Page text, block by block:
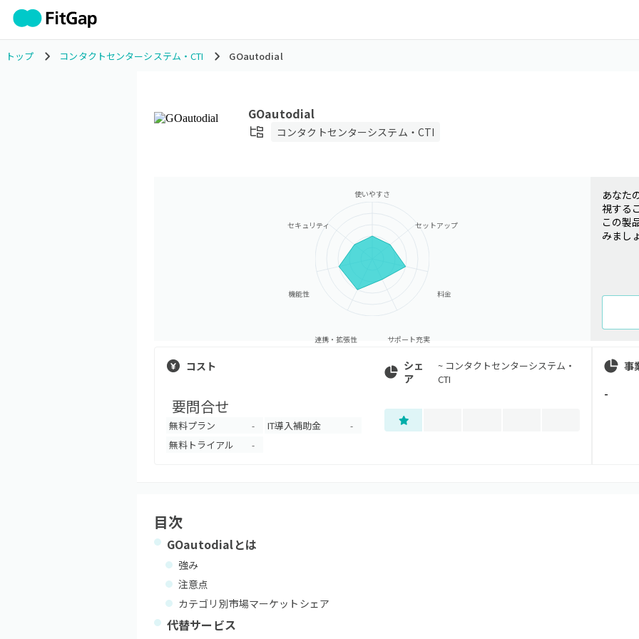
トップ コンタクトセンターシステム・CTI GOautodial
GOautodial
コンタクトセンターシステム・CTI
使いやすさ
セットアップ
料金
サポート充実
連携・拡張性
機能性
セキュリティ
あなた
視する
この製
みまし
コスト
要問合せ
無料プラン - IT導入補助金 -
無料トライアル -
シェ
ア
~ コンタクトセンターシステム・
CTI
事
-
目次
GOautodialとは
強み
注意点
カテゴリ別市場マーケットシェア
代替サービス